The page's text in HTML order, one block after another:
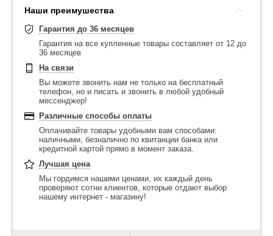
Наши преимушества
Гарантия до 36 месяцев
Гарантия на все купленные товары составляет от 12 до
36 месяцев
На связи
Вы можете звонить нам не только на бесплатный
телефон, но и писать и звонить в любой удобный
мессенджер!
Различные способы оплаты
Оплачивайте товары удобными вам способами:
наличными, безналично по квитанции банка или
кредитной картой прямо в момент заказа.
Лучшая цена
Мы гордимся нашими ценами, их каждый день
проверяют сотни клиентов, которые отдают выбор
нашему интернет - магазину!